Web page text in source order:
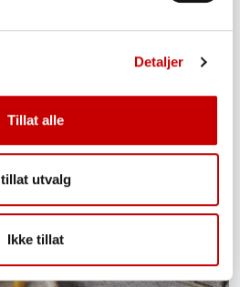
Detaljer
Tillat alle
tillat utvalg
Ikke tillat